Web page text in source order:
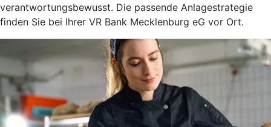
verantwortungsbewusst. Die passende Anlagestrategie
finden Sie bei Ihrer VR Bank Mecklenburg eG vor Ort.